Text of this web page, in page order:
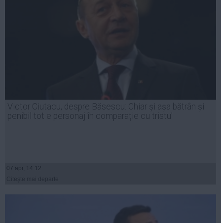
Victor Ciutacu, despre Băsescu: Chiar și așa bătrân și
penibil tot e personaj în comparație cu tristu'
07 apr, 14:12